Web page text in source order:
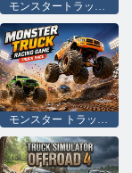
モンスター トラック レース ゲーム トラック レース